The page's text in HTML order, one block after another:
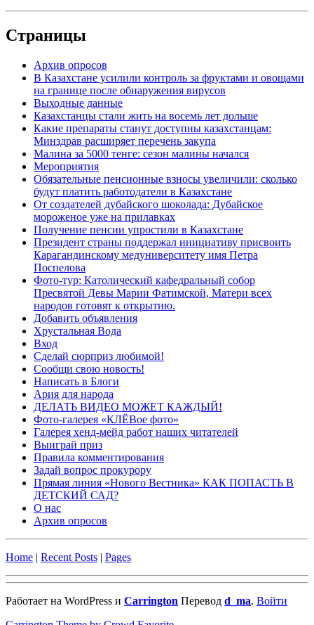
Страницы
Архив опросов
В Казахстане усилили контроль за фруктами и овощами
на границе после обнаружения вирусов
Выходные данные
Казахстанцы стали жить на восемь лет дольше
Какие препараты станут доступны казахстанцам:
Минздрав расширяет перечень закупа
Малина за 5000 тенге: сезон малины начался
Мероприятия
Обязательные пенсионные взносы увеличили: сколько
будут платить работодатели в Казахстане
От создателей дубайского шоколада: Дубайское
мороженое уже на прилавках
Получение пенсии упростили в Казахстане
Президент страны поддержал инициативу присвоить
Карагандинскому медуниверситету имя Петра
Поспелова
Фото-тур: Католический кафедральный собор
Пресвятой Девы Марии Фатимской, Матери всех
народов готовят к открытию.
Добавить объявления
Хрустальная Вода
Вход
Сделай сюрприз любимой!
Сообщи свою новость!
Написать в Блоги
Ария для народа
ДЕЛАТЬ ВИДЕО МОЖЕТ КАЖДЫЙ!
Фото-галерея «КЛЁВое фото»
Галерея хенд-мейд работ наших читателей
Выиграй приз
Правила комментирования
Задай вопрос прокурору
Прямая линия «Нового Вестника» КАК ПОПАСТЬ В
ДЕТСКИЙ САД?
О нас
Архив опросов
Home | Recent Posts | Pages
Работает на WordPress и Carrington Перевод d_ma. Войти